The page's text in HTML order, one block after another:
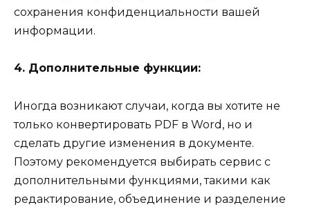
сохранения конфиденциальности вашей
информации.
4. Дополнительные функции:
Иногда возникают случаи, когда вы хотите не
только конвертировать PDF в Word, но и
сделать другие изменения в документе.
Поэтому рекомендуется выбирать сервис с
дополнительными функциями, такими как
редактирование, объединение и разделение